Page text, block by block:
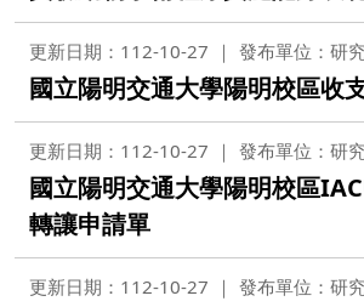
更新日期：112-10-27 發布單位：研
國立陽明交通大學陽明校區收
更新日期：112-10-27 發布單位：研
國立陽明交通大學陽明校區
轉讓申請單
更新日期：112-10-27 發布單位：研